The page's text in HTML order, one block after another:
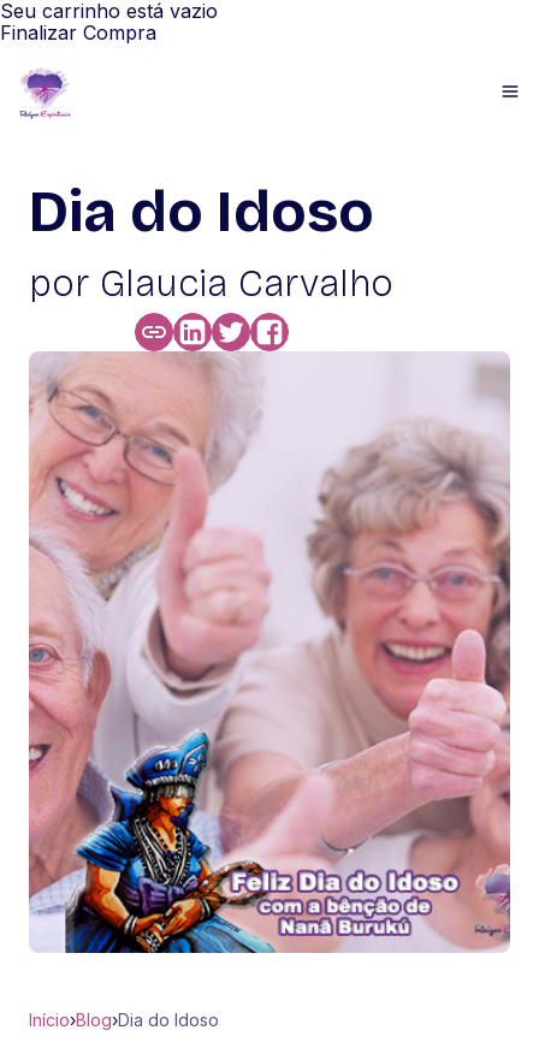
Seu carrinho está vazio
Finalizar Compra
Dia do Idoso
por Glaucia Carvalho
Início›Blog›Dia do Idoso